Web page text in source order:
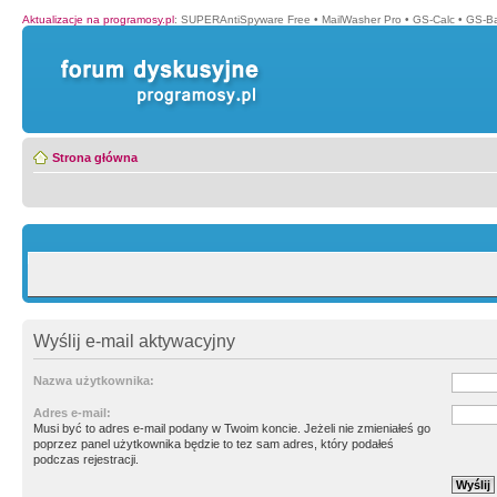
Aktualizacje na programosy.pl: SUPERAntiSpyware Free • MailWasher Pro • GS-Calc • GS-
Strona główna
Wyślij e-mail aktywacyjny
Nazwa użytkownika:
Adres e-mail:
Musi być to adres e-mail podany w Twoim koncie. Jeżeli nie zmieniałeś go
poprzez panel użytkownika będzie to tez sam adres, który podałeś
podczas rejestracji.